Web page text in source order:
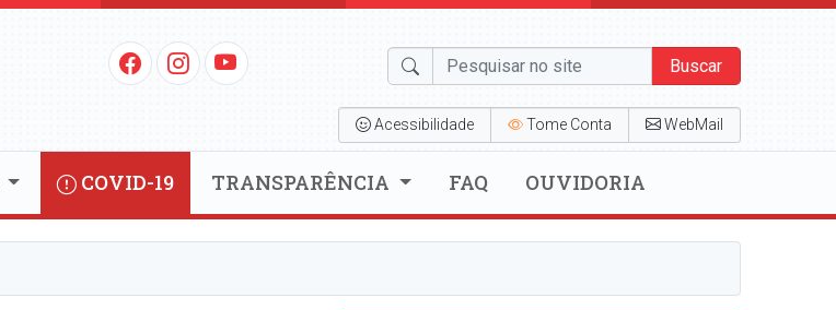
Buscar
Acessibilidade Tome Conta WebMail
COVID-19 TRANSPARÊNCIA FAQ OUVIDORIA